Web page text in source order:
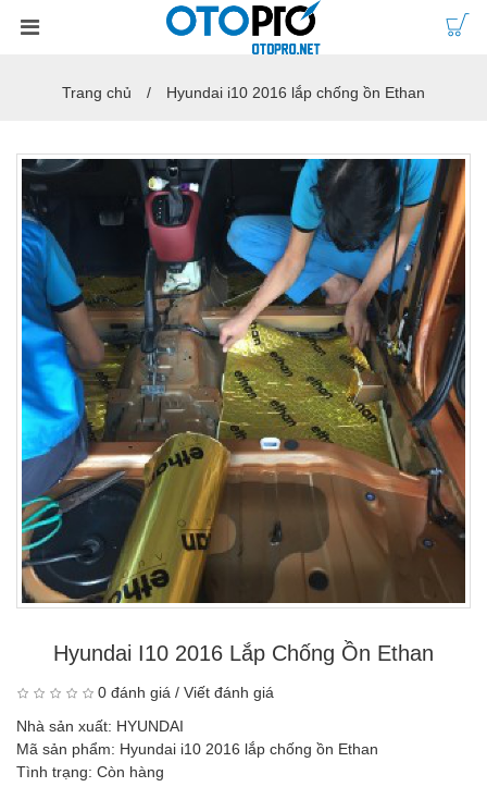
Trang chủ Hyundai i10 2016 lắp chống ồn Ethan
Hyundai I10 2016 Lắp Chống Ồn Ethan
0 đánh giá / Viết đánh giá
Nhà sản xuất: HYUNDAI
Mã sản phẩm: Hyundai i10 2016 lắp chống ồn Ethan
Tình trạng: Còn hàng